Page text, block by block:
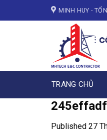
to
MINH HUY -
TRANG CHỦ
Published 27